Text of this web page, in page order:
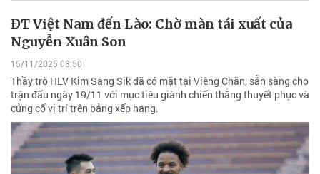
ĐT Việt Nam đến Lào: Chờ màn tái xuất của
Nguyễn Xuân Son
15/11/2025 08:50
Thầy trò HLV Kim Sang Sik đã có mặt tại Viêng Chăn, sẵn sàng cho
trận đấu ngày 19/11 với mục tiêu giành chiến thắng thuyết phục và
củng cố vị trí trên bảng xếp hạng.